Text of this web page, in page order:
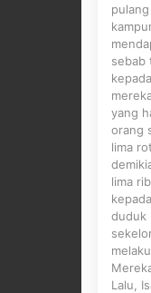
sebab
yang
orang
lima
lima
duduk
Lalu,